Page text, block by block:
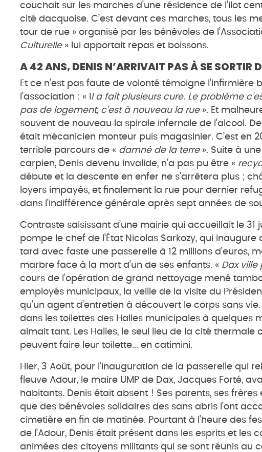
couchait sur les marches d’une résidence de l’ilot
cité dacquoise. C’est devant ces marches, tous les
tour de rue » organisé par les bénévoles de
Culturelle» lui apportait repas et boissons.
A 42 ANS, DENIS N’ARRIVAIT PAS À SE SORTIR
Et ce n’est pas faute de volonté témoigne l’infirmière
l’association : « I l a fait plusieurs cure. Le problème
pas de logement, c’est à nouveau la rue». Et
souvent de nouveau la spirale infernale de l’alcool.
était mécanicien monteur puis magasinier. C’est en
terrible parcours de « damné de la terre». Suite à
carpien, Denis devenu invalide, n’a pas pu être «
débute et la descente en enfer ne s’arrêtera plus ;
loyers impayés, et finalement la rue pour dernier
dans l’indifférence générale après sept années de
Contraste saisissant d’une mairie qui accueillait le 31
pompe le chef de l’État Nicolas Sarkozy, qui inaugure
tard avec faste une passerelle à 12 millions d’euros,
marbre face à la mort d’un de ses enfants. « Dax ville
cours de l’opération de grand nettoyage mené
employés municipaux, la veille de la visite du
qu’un agent d’entretien à découvert le corps sans
dans les toilettes des Halles municipales à quelques
aimait tant. Les Halles, le seul lieu de la cité thermale
peuvent faire leur toilette... en catimini.
Hier, 3 Août, pour l’inauguration de la passerelle qui
fleuve Adour, le maire UMP de Dax, Jacques Forté,
habitants. Denis était absent ! Ses parents, ses
que des bénévoles solidaires des sans abris l’ont
cimetière en fin de matinée. Pourtant à l’heure des
de l’Adour, Denis était présent dans les esprits et les
animées des citoyens militants qui se sont réunis au